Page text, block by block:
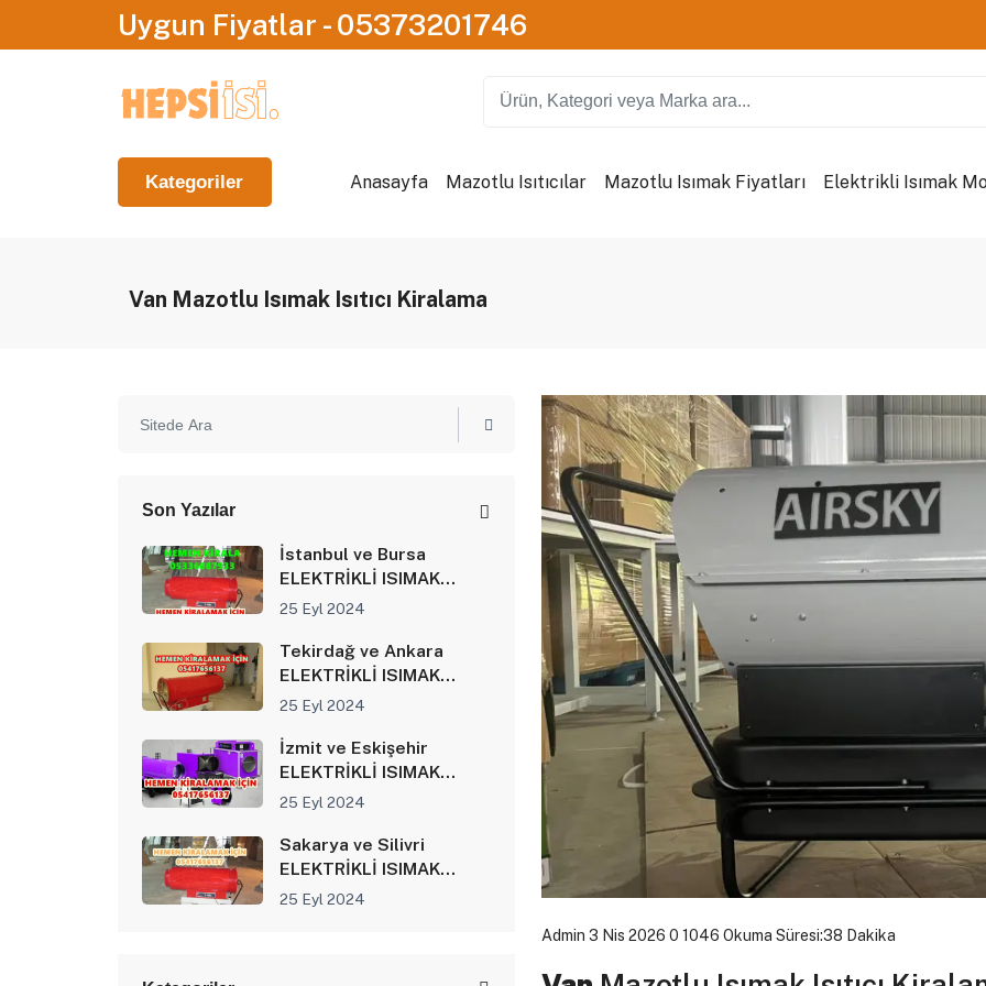
Uygun Fiyatlar - 05373201746
Kategoriler Anasayfa Mazotlu Isıtıcılar Mazotlu Isımak Fiyatları Elektrikli Isımak
Van Mazotlu Isımak Isıtıcı Kiralama
Son Yazılar
İstanbul ve Bursa
ELEKTRİKLİ ISIMAK
ISITICI KİRALAMA
25 Eyl 2024
Tekirdağ ve Ankara
ELEKTRİKLİ ISIMAK
ISITICI KİRALAMA
25 Eyl 2024
İzmit ve Eskişehir
ELEKTRİKLİ ISIMAK
ISITICI KİRALAMA
25 Eyl 2024
Sakarya ve Silivri
ELEKTRİKLİ ISIMAK
ISITICI KİRALAMA
25 Eyl 2024
Admin 3 Nis 2026 0 1046 Okuma Süresi:38 Dakika